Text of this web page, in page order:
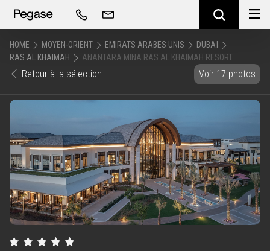
HOME MOYEN-ORIENT EMIRATS ARABES UNIS
DUBAÏ
RAS AL KHAIMAH
ANANTARA MINA RAS AL KHAIMAH RESORT
Retour à la sélection Voir 17 photos